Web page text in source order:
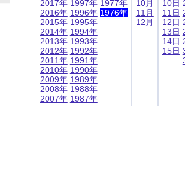
2017年
2016年
2015年
2014年
2013年
2012年
2011年
2010年
2009年
2008年
2007年
1997年
1996年
1995年
1994年
1993年
1992年
1991年
1990年
1989年
1988年
1987年
1977年
1976年
10月
11月
12月
10日
11日
12日
13日
14日
15日